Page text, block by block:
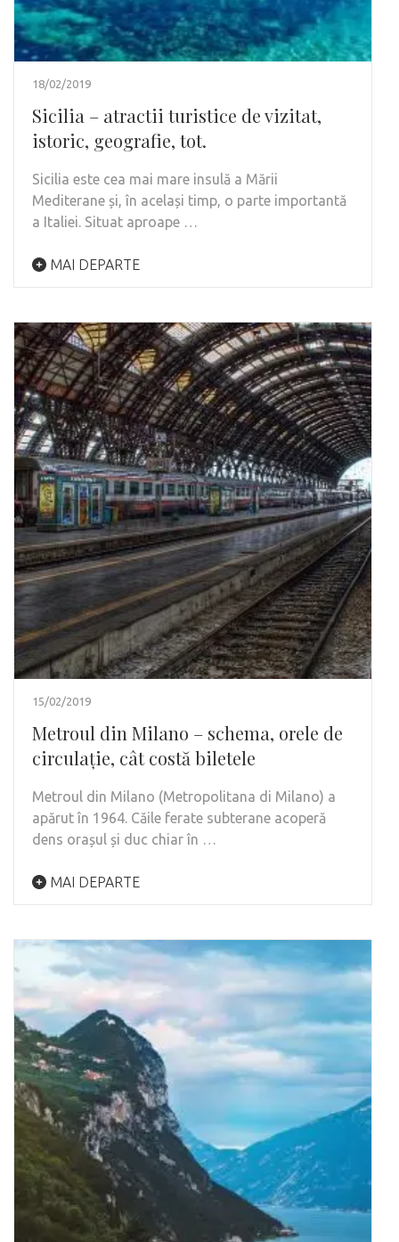
18/02/2019
Sicilia – atractii turistice de vizitat,
istoric, geografie, tot.
Sicilia este cea mai mare insulă a Mării
Mediterane și, în același timp, o parte importantă
a Italiei. Situat aproape …
MAI DEPARTE
15/02/2019
Metroul din Milano – schema, orele de
circulație, cât costă biletele
Metroul din Milano (Metropolitana di Milano) a
apărut în 1964. Căile ferate subterane acoperă
dens orașul și duc chiar în …
MAI DEPARTE